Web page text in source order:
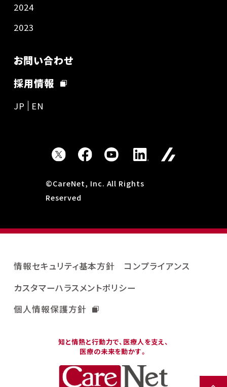
2024
2023
お問い合わせ
採用情報
JP EN
©CareNet, Inc. All Rights
Reserved
知と情熱と行動力で、医療人を支え、
医療の未来を動かす。
情報セキュリティ基本方針
コンプライアンス
カスタマーハラスメントポリシー
個人情報保護方針